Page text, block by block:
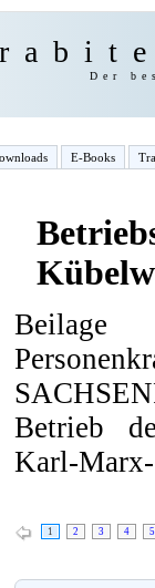
Der
E-Books
Beilage
Betrieb
Karl-
1 2 3 4 5